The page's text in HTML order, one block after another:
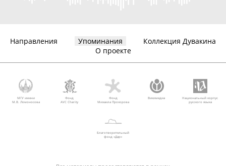
Направления Упоминания
Коллекция Дувакина
О проекте
МГУ имени
М.В. Ломоносова
Фонд
AVC Charity
Фонд
Михаила Прохорова
Викимедиа
Национальный корпус
русского языка
Благотворительный
фонд «Дар»